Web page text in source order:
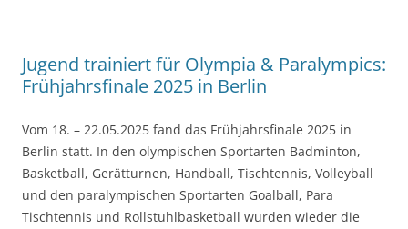
Jugend trainiert für Olympia & Paralympics:
Frühjahrsfinale 2025 in Berlin
Vom 18. – 22.05.2025 fand das Frühjahrsfinale 2025 in
Berlin statt. In den olympischen Sportarten Badminton,
Basketball, Gerätturnen, Handball, Tischtennis, Volleyball
und den paralympischen Sportarten Goalball, Para
Tischtennis und Rollstuhlbasketball wurden wieder die